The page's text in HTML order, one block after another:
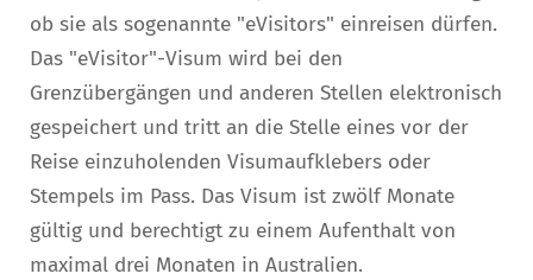
ob sie als sogenannte "eVisitors" einreisen dürfen.
Das "eVisitor"-Visum wird bei den
Grenzübergängen und anderen Stellen elektronisch
gespeichert und tritt an die Stelle eines vor der
Reise einzuholenden Visumaufklebers oder
Stempels im Pass. Das Visum ist zwölf Monate
gültig und berechtigt zu einem Aufenthalt von
maximal drei Monaten in Australien.